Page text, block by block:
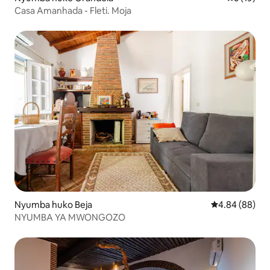
Casa Amanhada - Fleti. Moja
Nyumba huko Beja Ukadiriaji wa
4.84 (88)
NYUMBA YA MWONGOZO